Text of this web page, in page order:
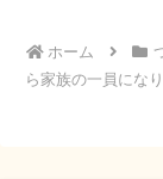
ホーム
ら家族の一員にな